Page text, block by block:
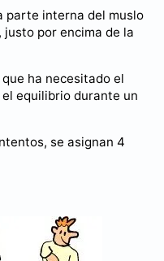
parte interna del muslo
por encima de la
ha necesitado el
equilibrio durante un
se asignan 4